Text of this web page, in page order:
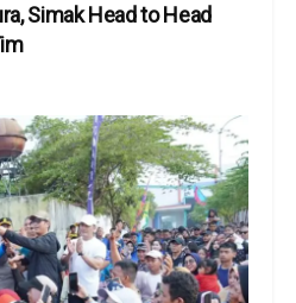
Simak Head to Head